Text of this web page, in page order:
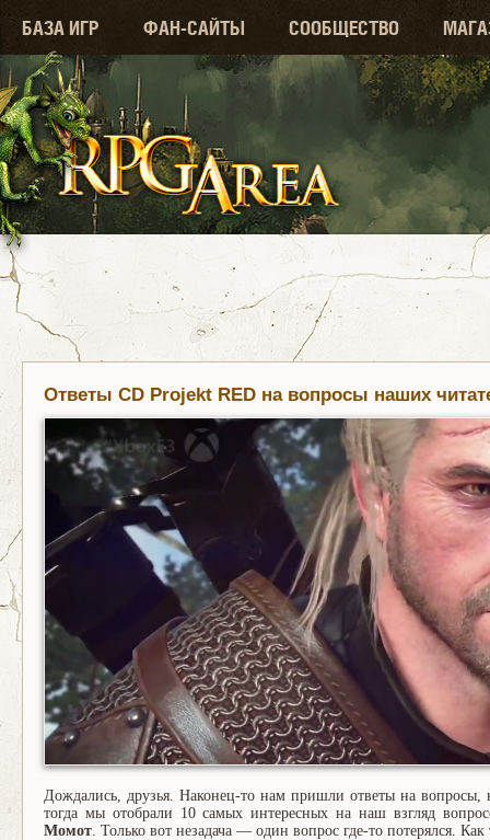
БАЗА ИГР ФАН-САЙТЫ СООБЩЕСТВО
Ответы CD Projekt RED на вопросы наших
Дождались, друзья. Наконец-то нам пришли ответы на вопросы,
тогда мы отобрали 10 самых интересных на наш взгляд
Момот. Только вот незадача — один вопрос где-то потерялся.